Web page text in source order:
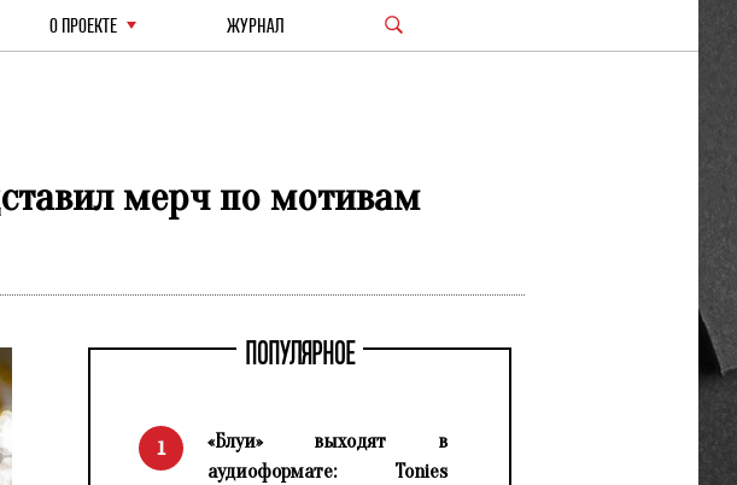
О ПРОЕКТЕ ЖУРНАЛ
мерч по мотивам
ПОПУЛЯРНОЕ
1
«Блуи» выходят в
аудиоформате: Tonies